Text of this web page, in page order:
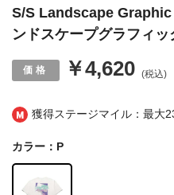
獲得ステージマイル：最大
S/S Landscape Graphic
ンドスケープグラフィッ
￥4,620 (税込)
カラー：P